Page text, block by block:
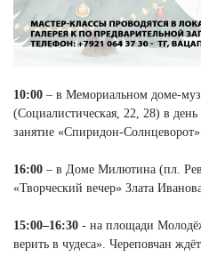
10:00 – в Мемориальном доме-
(Социалистическая, 22, 28) в
занятие «Спиридон-
16:00 – в Доме Милютина (пл.
«Творческий вечер» Злата
15:00–16:30 - на площади
верить в чудеса». Череповчан